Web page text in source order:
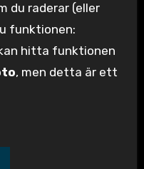
du raderar (eller
funktionen:
hitta funktionen
, men detta är ett